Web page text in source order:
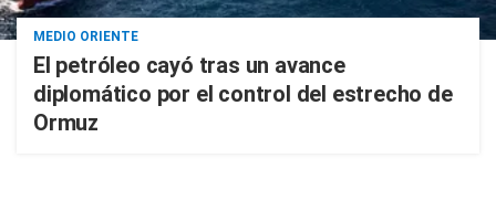
MEDIO ORIENTE
El petróleo cayó tras un avance
diplomático por el control del estrecho de
Ormuz